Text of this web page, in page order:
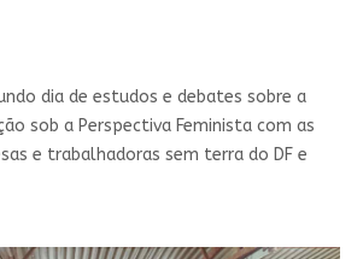
dia de estudos e debates sobre a
sob a Perspectiva Feminista com as
e trabalhadoras sem terra do DF e